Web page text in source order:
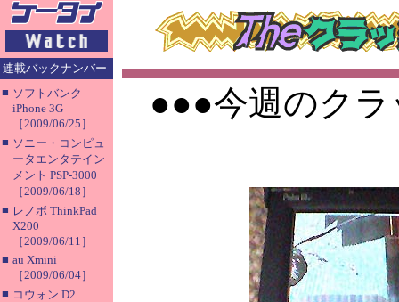
連載バックナンバー
■ ソフトバンク
iPhone 3G
［2009/06/25］
■ ソニー・コンピュ
ータエンタテイン
メント PSP-3000
［2009/06/18］
■ レノボ ThinkPad
X200
［2009/06/11］
■ au Xmini
［2009/06/04］
■ コウォン D2
●●●今週のク